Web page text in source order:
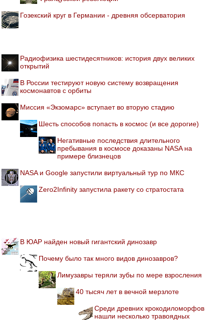
Гозекский круг в Германии - древняя обсерватория
Радиофизика шестидесятников: история двух великих
открытий
В России тестируют новую систему возвращения
космонавтов с орбиты
Миссия «Экзомарс» вступает во вторую стадию
Шесть способов попасть в космос (и все дорогие)
Негативные последствия длительного
пребывания в космосе доказаны NASA на
примере близнецов
NASA и Google запустили виртуальный тур по МКС
Zero2Infinity запустила ракету со стратостата
В ЮАР найден новый гигантский динозавр
Почему было так много видов динозавров?
Лимузавры теряли зубы по мере взросления
40 тысяч лет в вечной мерзлоте
Среди древних крокодиломорфов
нашли несколько травоядных